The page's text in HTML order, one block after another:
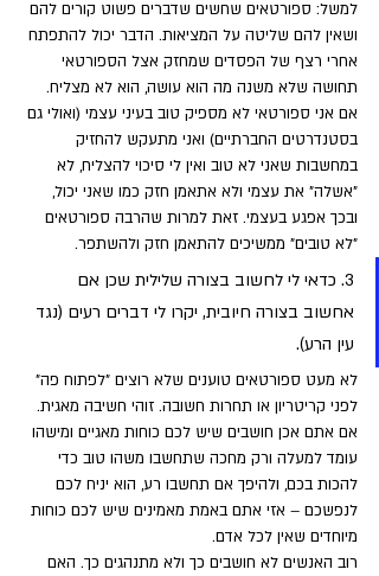
למשל: ספורטאים שחשים שדברים פשוט קורים להם
ושאין להם שליטה על המציאות. הדבר יכול להתפתח
אחרי רצף של הפסדים שמחזק אצל הספורטאי
תחושה שלא משנה מה הוא עושה, הוא לא מצליח.
אם אני ספורטאי לא מספיק טוב בעיני עצמי (ואולי גם
בסטנדרטים החברתיים) ואני מתעקש להחזיק
במחשבות שאני לא טוב ואין לי סיכוי להצליח, לא
"אשלה" את עצמי ולא אתאמן חזק כמו שאני יכול,
ובכך אפגע בעצמי. זאת למרות שהרבה ספורטאים
"לא טובים" ממשיכים להתאמן חזק ולהשתפר.
3. כדאי לי לחשוב בצורה שלילית שכן אם
אחשוב בצורה חיובית, יקרו לי דברים רעים (נגד
עין הרע).
לא מעט ספורטאים טוענים שלא רוצים "לפתוח פה"
לפני קריטריון או תחרות חשובה. זוהי חשיבה מאגית.
אם אתם אכן חושבים שיש לכם כוחות מאגיים ומישהו
עומד למעלה ורק מחכה שתחשבו משהו טוב כדי
להכות בכם, ולהיפך אם תחשבו רע, הוא יניח לכם
לנפשכם – אזי אתם באמת מאמינים שיש לכם כוחות
מיוחדים שאין לכל אדם.
רוב האנשים לא חושבים כך ולא מתנהגים כך. האם